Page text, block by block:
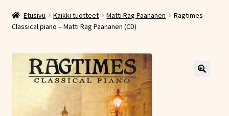
Kauppa
Oma tili
Etusivu Kaikki tuotteet Matti Rag Paananen
Ragtimes –
Classical piano – Matti Rag Paananen (CD)